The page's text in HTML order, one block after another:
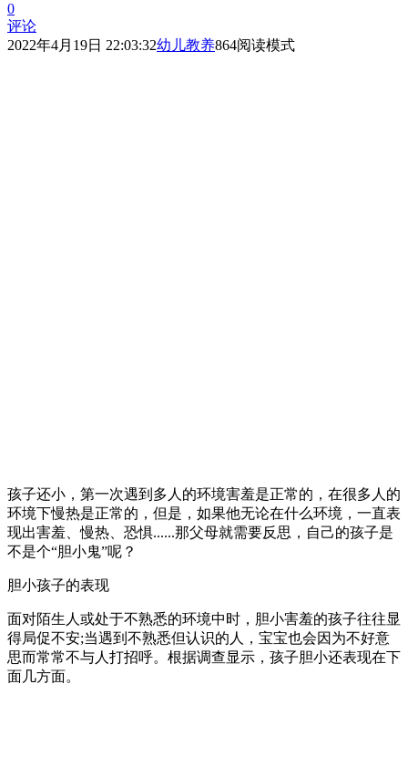
0
评论
2022年4月19日 22:03:32幼儿教养864阅读模式
孩子还小，第一次遇到多人的环境害羞是正常的，在很多人的
环境下慢热是正常的，但是，如果他无论在什么环境，一直表
现出害羞、慢热、恐惧......那父母就需要反思，自己的孩子是
不是个“胆小鬼”呢？
胆小孩子的表现
面对陌生人或处于不熟悉的环境中时，胆小害羞的孩子往往显
得局促不安;当遇到不熟悉但认识的人，宝宝也会因为不好意
思而常常不与人打招呼。根据调查显示，孩子胆小还表现在下
面几方面。